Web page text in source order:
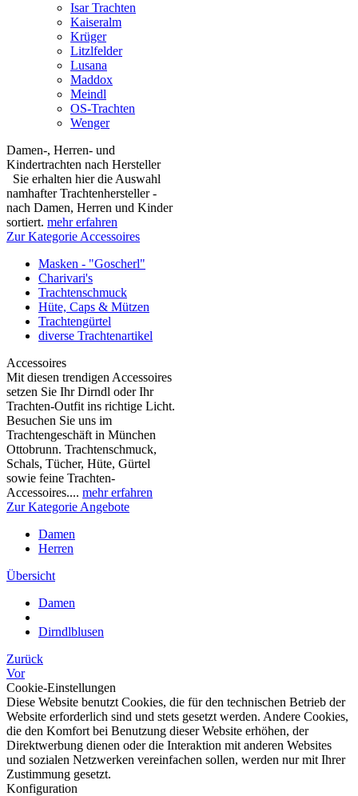
Isar Trachten
Kaiseralm
Krüger
Litzlfelder
Lusana
Maddox
Meindl
OS-Trachten
Wenger
Damen-, Herren- und
Kindertrachten nach Hersteller
Sie erhalten hier die Auswahl
namhafter Trachtenhersteller -
nach Damen, Herren und Kinder
sortiert. mehr erfahren
Zur Kategorie Accessoires
Masken - "Goscherl"
Charivari's
Trachtenschmuck
Hüte, Caps & Mützen
Trachtengürtel
diverse Trachtenartikel
Accessoires
Mit diesen trendigen Accessoires
setzen Sie Ihr Dirndl oder Ihr
Trachten-Outfit ins richtige Licht.
Besuchen Sie uns im
Trachtengeschäft in München
Ottobrunn. Trachtenschmuck,
Schals, Tücher, Hüte, Gürtel
sowie feine Trachten-
Accessoires.... mehr erfahren
Zur Kategorie Angebote
Damen
Herren
Übersicht
Damen
Dirndlblusen
Zurück
Vor
Cookie-Einstellungen
Diese Website benutzt Cookies, die für den technischen Betrieb der
Website erforderlich sind und stets gesetzt werden. Andere Cookies,
die den Komfort bei Benutzung dieser Website erhöhen, der
Direktwerbung dienen oder die Interaktion mit anderen Websites
und sozialen Netzwerken vereinfachen sollen, werden nur mit Ihrer
Zustimmung gesetzt.
Konfiguration